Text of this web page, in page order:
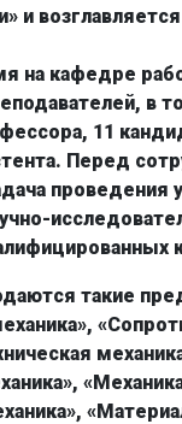
и
на кафедре
в
11
Перед
проведения
такие